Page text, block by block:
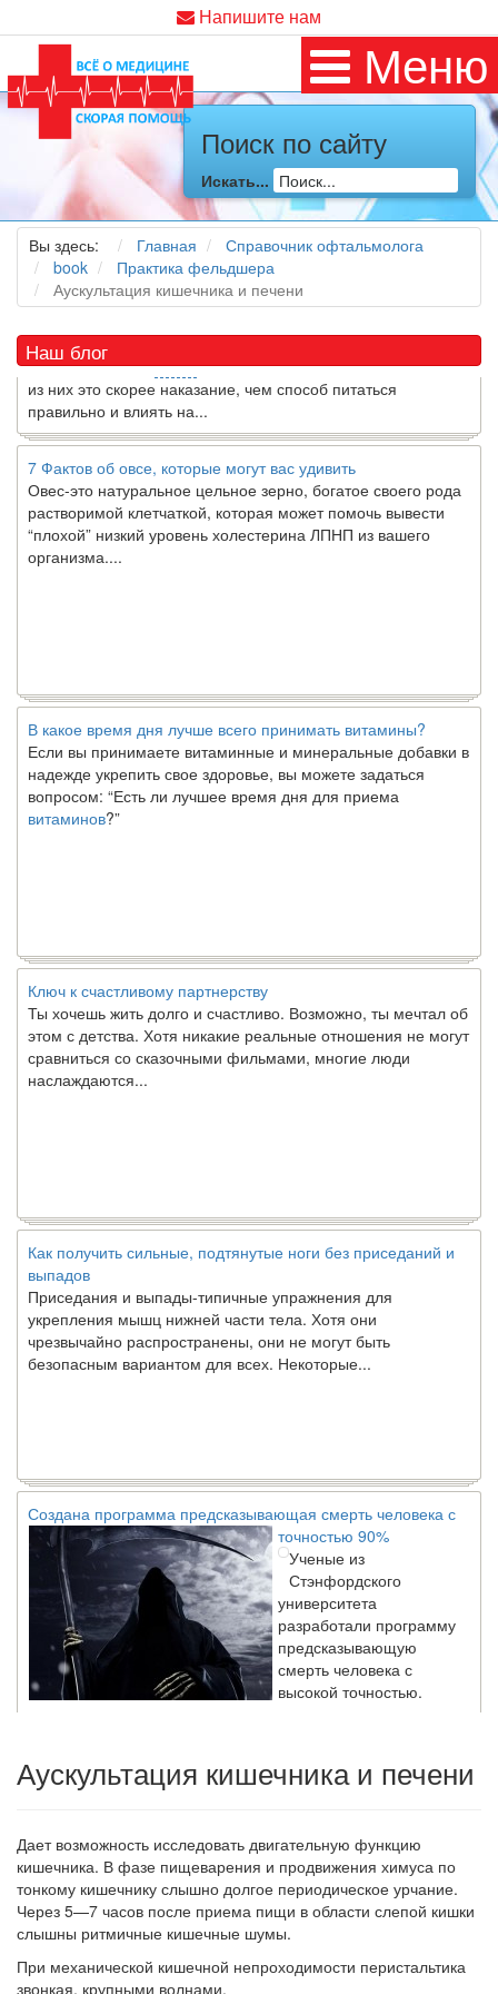
Напишите нам
Меню
Поиск по сайту
Искать...
Вы здесь: Главная
Справочник офтальмолога
book
Практика фельдшера
Аускультация кишечника и печени
Наш блог
Как я заболел во время локдауна?
Это странная ситуация: вы соблюдали все меры
предосторожности COVID-19 (вы почти все время дома),
но, тем не менее, вы каким-то образом простудились. Вы
можете задаться...
5 причин обратить внимание на средиземноморскую диету
Какдиетолог, я вижу, что многие причудливые диеты
приходят в нашу
из них это скорее наказание, чем способ питаться
правильно и влиять на...
Овес-это натуральное цельное зерно, богатое своего рода
растворимой клетчаткой, которая может помочь вывести
“плохой” низкий уровень холестерина ЛПНП из вашего
организма....
В какое время дня лучше всего принимать витамины?
Если вы принимаете витаминные и минеральные добавки в
надежде укрепить свое здоровье, вы можете задаться
вопросом: “Есть ли лучшее время дня для приема
витаминов ?”
Ты хочешь жить долго и счастливо. Возможно, ты мечтал об
этом с детства. Хотя никакие реальные отношения не могут
сравниться со сказочными фильмами, многие люди
наслаждаются...
выпадов
Приседания и выпады-типичные упражнения для
укрепления мышц нижней части тела. Хотя они
чрезвычайно распространены, они не могут быть
безопасным вариантом для всех. Некоторые...
точностью 90%
Ученые из
Стэнфордского
университета
разработали программу
предсказывающую
смерть человека с
высокой точностью.
Зарплата врачей в 2018 году превысит средний доход
россиян в два раза
опровергла
сообщение о падении
доходов медицинских
работников в
заявила об этом на
встрече с журналистами ведущих...
Аускультация кишечника и печени
Дает возможность исследовать двигательную функцию
кишечника. В фазе пищеварения и продвижения химуса по
тонкому кишечнику слышно долгое периодическое ур­чание.
Через 5—7 часов после приема пищи в области сле­пой кишки
слышны ритмичные кишечные шумы.
При механической кишечной непроходимости перис­тальтика
звонкая, крупными волнами.